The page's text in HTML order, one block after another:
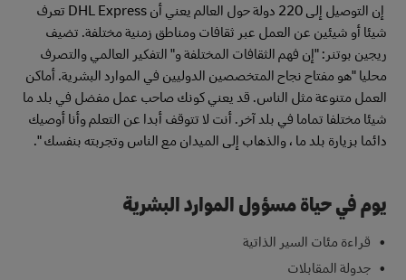
إن التوصيل إلى 220 دولة حول العالم يعني أن DHL Express تعرف
شيئا أو شيئين عن العمل عبر ثقافات ومناطق زمنية مختلفة. تضيف
ريجين بوتنر: "إن فهم الثقافات المختلفة و" التفكير العالمي والتصرف
محليا "هو مفتاح نجاح المتخصصين الدوليين في الموارد البشرية. أماكن
العمل متنوعة مثل الناس. قد يعني كونك صاحب عمل مفضل في بلد ما
شيئا مختلفا تماما في بلد آخر. أنت لا تتوقف أبدا عن التعلم وأنا أوصيك
دائما بزيارة بلد ما ، والذهاب إلى الميدان مع الناس وتجربته بنفسك ".
يوم في حياة مسؤول الموارد البشرية
قراءة مئات السير الذاتية
جدولة المقابلات